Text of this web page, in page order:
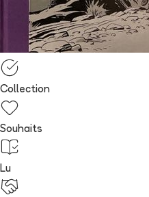
Collection
Souhaits
Lu